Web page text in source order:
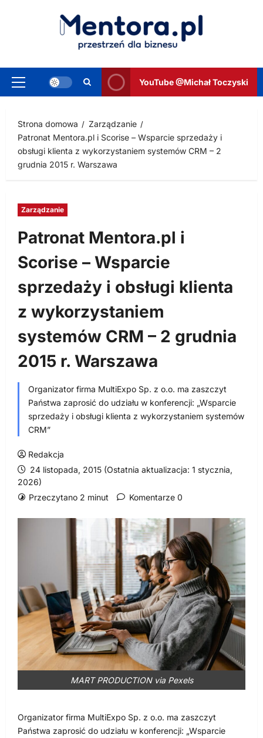
Menu
YouTube @Michał Toczyski
Strona domowa
Zarządzanie
Patronat Mentora.pl i Scorise – Wsparcie sprzedaży i
obsługi klienta z wykorzystaniem systemów CRM – 2
grudnia 2015 r. Warszawa
Zarządzanie
Patronat Mentora.pl i
Scorise – Wsparcie
sprzedaży i obsługi klienta
z wykorzystaniem
systemów CRM – 2 grudnia
2015 r. Warszawa
Organizator firma MultiExpo Sp. z o.o. ma zaszczyt
Państwa zaprosić do udziału w konferencji: „Wsparcie
sprzedaży i obsługi klienta z wykorzystaniem systemów
CRM”
Redakcja
24 listopada, 2015 (Ostatnia aktualizacja: 1 stycznia,
2026)
Przeczytano 2 minut
Komentarze 0
MART PRODUCTION via Pexels
Organizator firma MultiExpo Sp. z o.o. ma zaszczyt
Państwa zaprosić do udziału w konferencji: „Wsparcie